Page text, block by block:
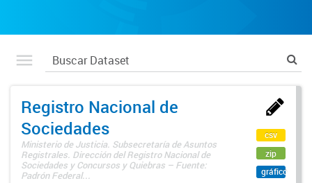
Registro Nacional de
Sociedades
Ministerio de Justicia. Subsecretaría de Asuntos
Registrales. Dirección del Registro Nacional de
Sociedades y Concursos y Quiebras – Fuente:
Padrón Federal...
csv
zip
gráfico